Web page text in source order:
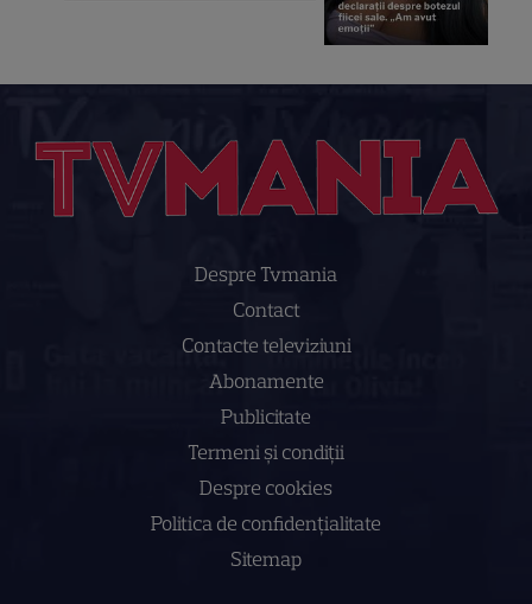
Despre Tvmania
Contact
Contacte televiziuni
Abonamente
Publicitate
Termeni și condiții
Despre cookies
Politica de confidenţialitate
Sitemap